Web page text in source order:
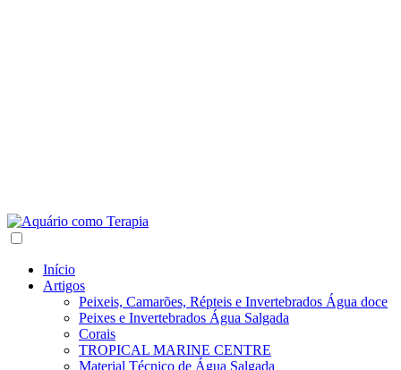
Início
Artigos
Peixeis, Camarões, Répteis e Invertebrados Água doce
Peixes e Invertebrados Água Salgada
Corais
TROPICAL MARINE CENTRE
Material Técnico de Água Salgada